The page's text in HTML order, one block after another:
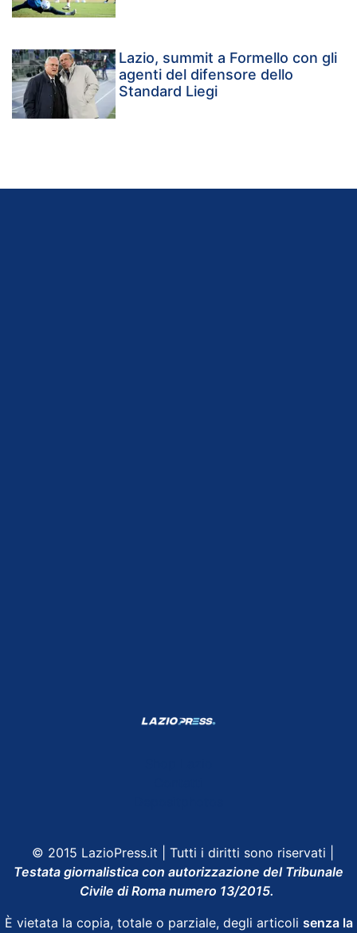
Lazio, summit a Formello con gli
agenti del difensore dello
Standard Liegi
© 2015 LazioPress.it | Tutti i diritti sono riservati |
Testata giornalistica con autorizzazione del Tribunale
Civile di Roma numero 13/2015.
È vietata la copia, totale o parziale, degli articoli senza la